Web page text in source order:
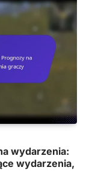
wydarzenia:
wydarzenia,